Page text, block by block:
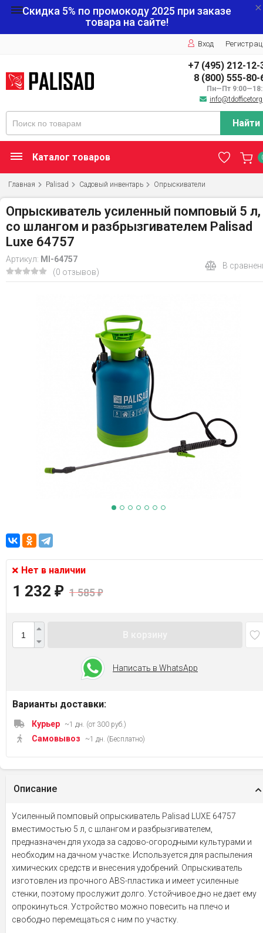
Скидка 5% по промокоду 2025 при заказе
товара на сайте!
Вход
+7 (495) 212-12-
8 (800) 555-80-
Пн—Пт
Найти
Каталог товаров
Главная Palisad Садовый инвентарь Опрыскиватели
Опрыскиватель усиленный помповый 5 л,
со шлангом и разбрызгивателем Palisad
Luxe 64757
Артикул: MI-64757
(0 отзывов)
В
Нет в наличии
1 232 ₽ 1 585₽
Написать в WhatsApp
Варианты доставки:
Курьер ~1 дн. (от 300 руб.)
Самовывоз ~1 дн. (Бесплатно)
Описание
Усиленный помповый опрыскиватель Palisad LUXE 64757
вместимостью 5 л, с шлангом и разбрызгивателем,
предназначен для ухода за садово-огородными культурами и
необходим на дачном участке. Используется для распыления
химических средств и внесения удобрений. Опрыскиватель
изготовлен из прочного ABS-пластика и имеет усиленные
стенки, поэтому прослужит долго. Устойчивое дно не дает ему
опрокинуться. Устройство можно повесить на плечо и
свободно перемещаться с ним по участку.